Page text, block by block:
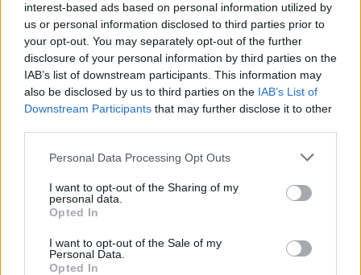
interest-based ads based on personal information utilized by
us or personal information disclosed to third parties prior to
your opt-out. You may separately opt-out of the further
disclosure of your personal information by third parties on the
IAB’s list of downstream participants. This information may
also be disclosed by us to third parties on the IAB’s List of
Downstream Participants that may further disclose it to other
Personal Data Processing Opt Outs
I want to opt-out of the Sharing of my
personal data.
Opted In
I want to opt-out of the Sale of my
Personal Data.
Opted In
Στην Αθήνα βρέθηκε η ανήλικη που
Αίσιο τέλος στην υπόθεση αναζήτησης ανήλικης σε
κοινότητα της Φθιώτιδας για την οποία είχε εκδοθεί και
Missing Alert από το Χαμόγελο του Παιδιού.